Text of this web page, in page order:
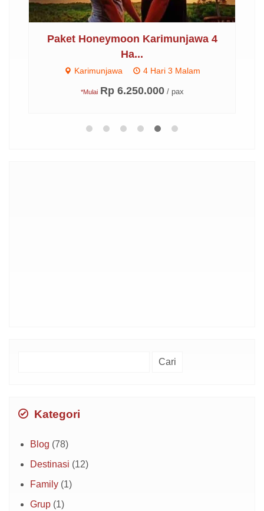
Paket Honeymoon Karimunjawa 4
Ha...
Karimunjawa 4 Hari 3 Malam
*Mulai Rp 6.250.000 / pax
Kategori
Blog (78)
Destinasi (12)
Family (1)
Grup (1)